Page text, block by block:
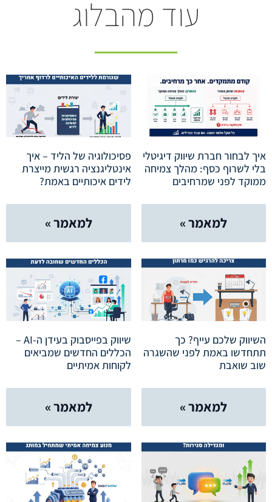
עוד מהבלוג
איך לבחור חברת שיווק דיגיטלי
בלי לשרוף כסף: מהלך צמיחה
ממוקד לפני שמרחיבים
למאמר »
פסיכולוגיה של הליד – איך
אינטליגנציה רגשית מייצרת
לידים איכותיים באמת?
למאמר »
השיווק שלכם עייף? כך
תתחדשו באמת לפני שהשגרה
שוב שואבת
למאמר »
שיווק בפייסבוק בעידן ה-AI –
הכללים החדשים שמביאים
לקוחות אמיתיים
למאמר »